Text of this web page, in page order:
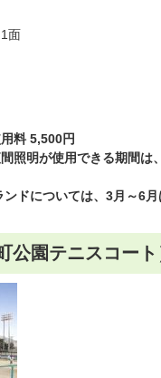
面
料 5,500円
照明が使用できる期間は
ンドについては、3月～6
公園テニスコート